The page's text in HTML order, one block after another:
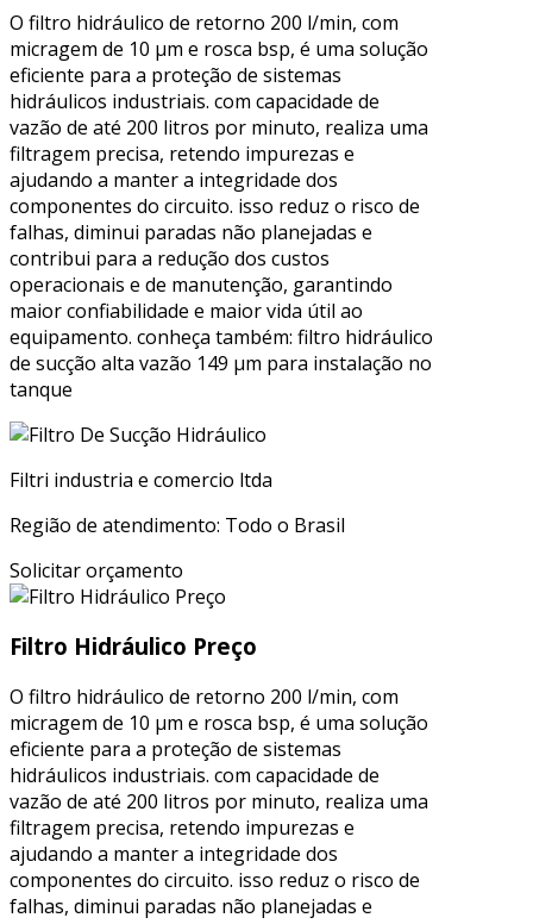
O filtro hidráulico de retorno 200 l/min, com
micragem de 10 μm e rosca bsp, é uma solução
eficiente para a proteção de sistemas
hidráulicos industriais. com capacidade de
vazão de até 200 litros por minuto, realiza uma
filtragem precisa, retendo impurezas e
ajudando a manter a integridade dos
componentes do circuito. isso reduz o risco de
falhas, diminui paradas não planejadas e
contribui para a redução dos custos
operacionais e de manutenção, garantindo
maior confiabilidade e maior vida útil ao
equipamento. conheça também: filtro hidráulico
de sucção alta vazão 149 µm para instalação no
tanque
Filtri industria e comercio ltda
Região de atendimento: Todo o Brasil
Solicitar orçamento
Filtro Hidráulico Preço
O filtro hidráulico de retorno 200 l/min, com
micragem de 10 μm e rosca bsp, é uma solução
eficiente para a proteção de sistemas
hidráulicos industriais. com capacidade de
vazão de até 200 litros por minuto, realiza uma
filtragem precisa, retendo impurezas e
ajudando a manter a integridade dos
componentes do circuito. isso reduz o risco de
falhas, diminui paradas não planejadas e